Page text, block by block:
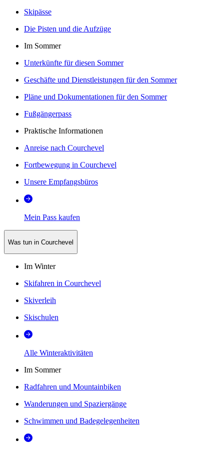
Skipässe
Die Pisten und die Aufzüge
Im Sommer
Unterkünfte für diesen Sommer
Geschäfte und Dienstleistungen für den Sommer
Pläne und Dokumentationen für den Sommer
Fußgängerpass
Praktische Informationen
Anreise nach Courchevel
Fortbewegung in Courchevel
Unsere Empfangsbüros
Mein Pass kaufen
Was tun in Courchevel
Im Winter
Skifahren in Courchevel
Skiverleih
Skischulen
Alle Winteraktivitäten
Im Sommer
Radfahren und Mountainbiken
Wanderungen und Spaziergänge
Schwimmen und Badegelegenheiten